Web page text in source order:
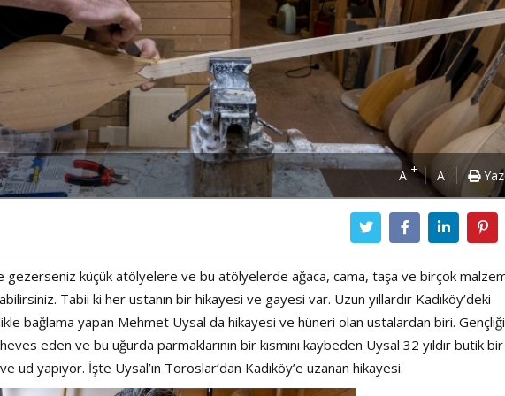
A + A-
gezerseniz küçük atölyelere ve bu atölyelerde ağaca, cama, taşa ve birçok
Tabii ki her ustanın bir hikayesi ve gayesi var. Uzun yıllardır Kadıköy’deki
bağlama yapan Mehmet Uysal da hikayesi ve hüneri olan ustalardan biri.
eden ve bu uğurda parmaklarının bir kısmını kaybeden Uysal 32 yıldır butik bir
ud yapıyor. İşte Uysal’ın Toroslar’dan Kadıköy’e uzanan hikayesi.
Haftanın Pusulası